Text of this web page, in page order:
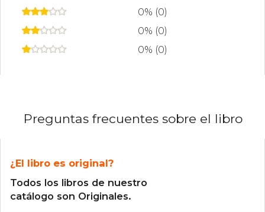
0% (0)
0% (0)
0% (0)
Preguntas frecuentes sobre el libro
¿El libro es original?
Todos los libros de nuestro
catálogo son Originales.